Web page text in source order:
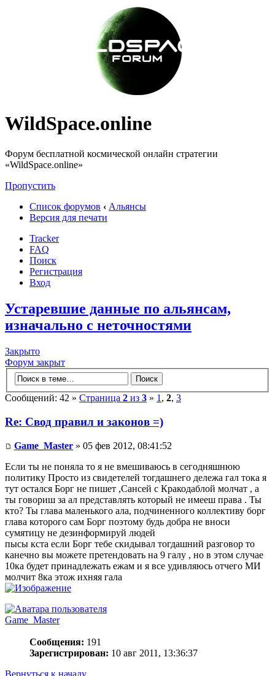
WildSpace.online
Форум бесплатной космической онлайн стратегии
«WildSpace.online»
Пропустить
Список форумов ‹ Альянсы
Версия для печати
Tracker
FAQ
Поиск
Регистрация
Вход
Устаревшие данные по альянсам,
изначально с неточностями
Закрыто
Форум закрыт
Сообщений: 42 » Страница 2 из 3 » 1 , 2, 3
Re: Свод правил и законов =)
Game_Master » 05 фев 2012, 08:41:52
Если ты не поняла то я не вмешиваюсь в сегодняшнюю
политику Просто из свидетелей тогдашнего дележа гал тока я
тут остался Борг не пишет ,Сансей с Кракодаблой молчат , а
ты говориш за ал представлять который не имееш права . Ты
кто? Ты глава маленького ала, подчиненного коллективу борг
глава которого сам Борг поэтому будь добра не вноси
сумятицу не дезинформируй людей
пысы кста если Борг тебе скидывал тогдашний разговор то
канечно вы можете претендовать на 9 галу , но в этом случае
10ка будет принадлежать ежам и я все удивляюсь отчего МИ
молчит 8ка этож ихняя гала
Game_Master
Сообщения: 191
Зарегистрирован: 10 авг 2011, 13:36:37
Вернуться к началу